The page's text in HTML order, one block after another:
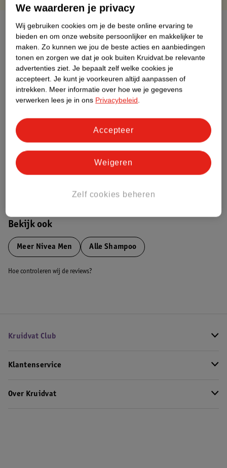
Over dit product
Productinformatie
Etiketinformatie
Impact Score.
Bekijk ook
Meer Nivea Men Alle Shampoo
Hoe controleren wij de reviews?
Kruidvat Club
Klantenservice
Over Kruidvat
We waarderen je privacy
Wij gebruiken cookies om je de beste online ervaring te
bieden en om onze website persoonlijker en makkelijker te
maken. Zo kunnen we jou de beste acties en aanbiedingen
tonen en zorgen we dat je ook buiten Kruidvat.be relevante
advertenties ziet. Je bepaalt zelf welke cookies je
accepteert. Je kunt je voorkeuren altijd aanpassen of
intrekken. Meer informatie over hoe we je gegevens
verwerken lees je in ons Privacybeleid.
Zelf cookies beheren
Weigeren
Accepteer